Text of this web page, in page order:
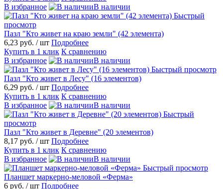
В избранное
В наличии
Быстрый
просмотр
Пазл "Кто живет на краю земли" (42 элемента)
6,23 руб. / шт Подробнее
Купить в 1 клик К сравнению
В избранное
В наличии
Быстрый просмотр
Пазл "Кто живет в Лесу" (16 элементов)
6,29 руб. / шт Подробнее
Купить в 1 клик К сравнению
В избранное
В наличии
Быстрый
просмотр
Пазл "Кто живет в Деревне" (20 элементов)
8,17 руб. / шт Подробнее
Купить в 1 клик К сравнению
В избранное
В наличии
Быстрый просмотр
Планшет маркерно-меловой «Ферма»
6 руб. / шт Подробнее